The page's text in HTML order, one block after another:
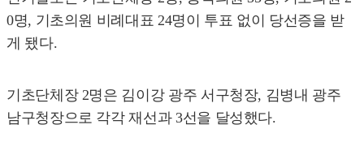
0명, 기초의원 비례대표 24명이 투표 없이 당선증을 받
게 됐다.
기초단체장 2명은 김이강 광주 서구청장, 김병내 광주
남구청장으로 각각 재선과 3선을 달성했다.